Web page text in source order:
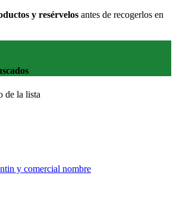
y resérvelos antes de recogerlos en
de la lista
y comercial nombre